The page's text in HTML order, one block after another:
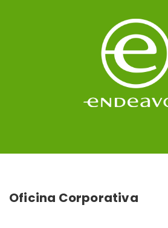
Oficina Corporativa